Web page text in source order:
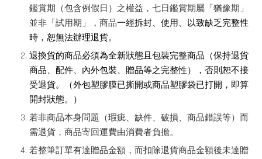
鑑賞期（包含例假日）之權益，七日鑑賞期屬「猶豫期」
並非「試用期」，商品一經拆封、使用、以致缺乏完整性
時，恕無法辦理退貨。
退換貨的商品必須為全新狀態且包裝完整商品（保持退貨
商品、配件、內外包裝、贈品等之完整性），否則恕不接
受退貨。
（外包塑膠膜已撕開或商品塑膠袋已打開，即算
開封狀態。）
若非商品本身問題（瑕疵、缺件、破損、商品錯誤等）而
需退貨，商品寄回運費由消費者負擔。
若整筆訂單有達贈品金額，而扣除退貨商品金額後未達贈